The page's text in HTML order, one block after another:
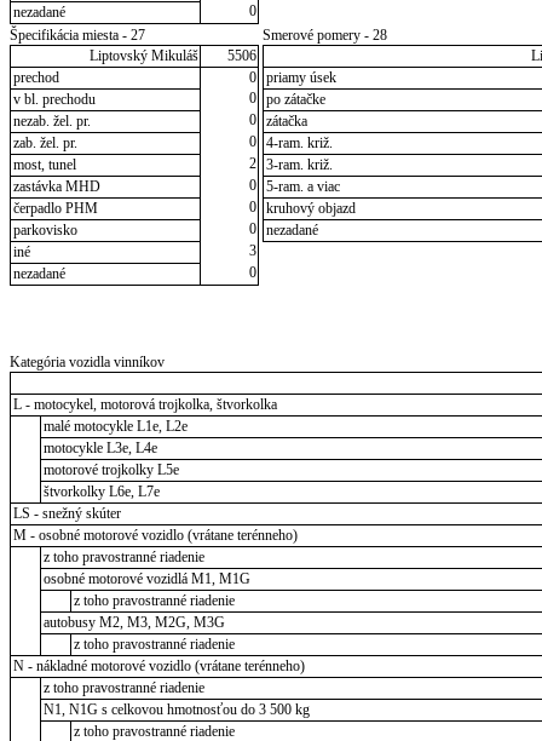
nezadané
0
Špecifikácia miesta - 27
Liptovský Mikuláš
5506
prechod
0
v bl. prechodu
0
nezab. žel. pr.
0
zab. žel. pr.
0
most, tunel
2
zastávka MHD
0
čerpadlo PHM
0
parkovisko
0
iné
3
nezadané
0
Smerové pomery - 28
priamy úsek
po zátačke
zátačka
4-ram. križ.
3-ram. križ.
5-ram. a viac
kruhový objazd
nezadané
Kategória vozidla vinníkov
L - motocykel, motorová trojkolka, štvorkolka
malé motocykle L1e, L2e
motocykle L3e, L4e
motorové trojkolky L5e
štvorkolky L6e, L7e
LS - snežný skúter
M - osobné motorové vozidlo (vrátane terénneho)
z toho pravostranné riadenie
osobné motorové vozidlá M1, M1G
z toho pravostranné riadenie
autobusy M2, M3, M2G, M3G
z toho pravostranné riadenie
N - nákladné motorové vozidlo (vrátane terénneho)
z toho pravostranné riadenie
N1, N1G s celkovou hmotnosťou do 3 500 kg
z toho pravostranné riadenie